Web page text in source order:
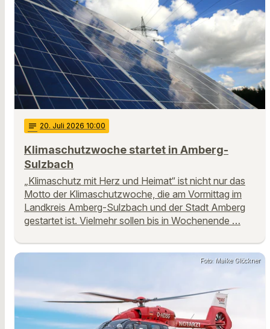
notes 20. Juli 2026 10:00
Klimaschutzwoche startet in Amberg-
Sulzbach
„Klimaschutz mit Herz und Heimat“ ist nicht nur das
Motto der Klimaschutzwoche, die am Vormittag im
Landkreis Amberg-Sulzbach und der Stadt Amberg
gestartet ist. Vielmehr sollen bis in Wochenende …
Foto: Maike Glöckner